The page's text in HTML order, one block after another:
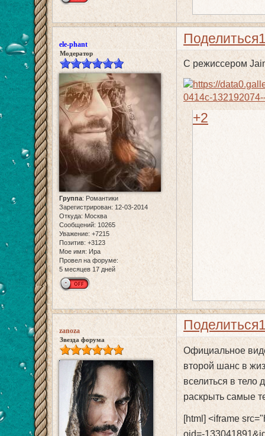
Поделиться
ele-phant
Модератор
Группа: Романтики
Зарегистрирован: 12-03-2014
Откуда: Москва
Сообщений: 10265
Уважение: +7215
Позитив: +3123
Мое имя: Ира
Провел на форуме:
5 месяцев 17 дней
С режиссером
+2
Поделиться
zanoza
Звезда форума
Официальное
второй шанс в
вселиться в тело
раскрыть самые
[html] <iframe
oid=-